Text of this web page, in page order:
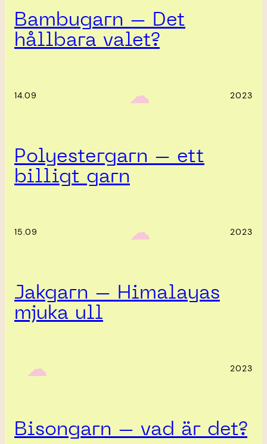
Bambugarn – Det
hållbara valet?
14.09 ‎ ‎‎ ☁︎‎‎ 2023
Polyestergarn – ett
billigt garn
15.09 ‎ ‎‎ ☁︎‎‎ 2023
Jakgarn – Himalayas
mjuka ull
‎ ‎‎ ☁︎‎‎ 2023
Bisongarn – vad är det?